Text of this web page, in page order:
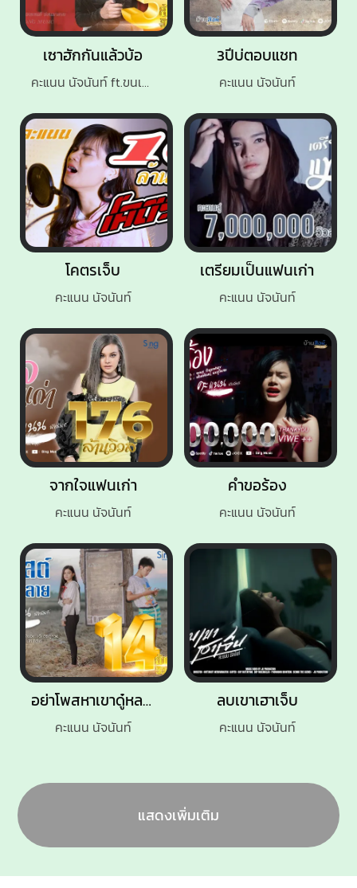
จากใจแฟนเก่า
คะแนน นัจนันท์
คำขอร้อง
คะแนน นัจนันท์
3ปีบ่ตอบแชท
คะแนน นัจนันท์
ลบเขาเฮาเจ็บ
คะแนน นัจนันท์
อย่าโพสหาเขาดู๋หลาย
คะแนน นัจนันท์
โคตรเจ็บ
คะแนน นัจนันท์
เซาฮักกันแล้วบ้อ
คะแนน นัจนันท์ ft.ขนเพชร
เตรียมเป็นแฟนเก่า
คะแนน นัจนันท์
แสดงเพิ่มเติม